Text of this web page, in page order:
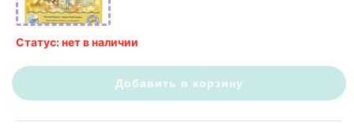
Статус: нет в наличии
Добавить в корзину